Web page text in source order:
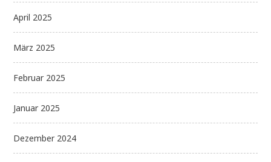
April 2025
März 2025
Februar 2025
Januar 2025
Dezember 2024